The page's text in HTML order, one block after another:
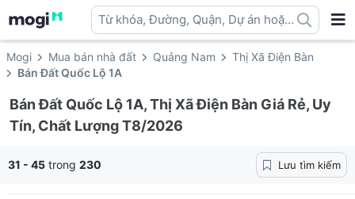
Từ khóa, Đường, Quận, Dự án hoặc
địa danh ...
Mogi Mua bán nhà đất Quảng Nam
Thị Xã Điện Bàn
Bán Đất Quốc Lộ 1A
Bán Đất Quốc Lộ 1A, Thị Xã Điện Bàn Giá Rẻ, Uy
Tín, Chất Lượng T8/2026
31 - 45 trong 230 Lưu tìm kiếm